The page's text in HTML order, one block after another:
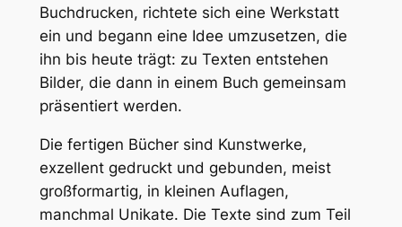
Buchdrucken, richtete sich eine Werkstatt
ein und begann eine Idee umzusetzen, die
ihn bis heute trägt: zu Texten entstehen
Bilder, die dann in einem Buch gemeinsam
präsentiert werden.
Die fertigen Bücher sind Kunstwerke,
exzellent gedruckt und gebunden, meist
großformartig, in kleinen Auflagen,
manchmal Unikate. Die Texte sind zum Teil